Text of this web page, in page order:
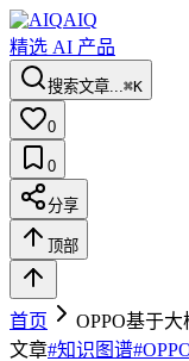
AIQ
精选 AI 产品
搜索文章...⌘K
0
0
分享
顶部
首页
OPPO基于
文章#知识图谱#